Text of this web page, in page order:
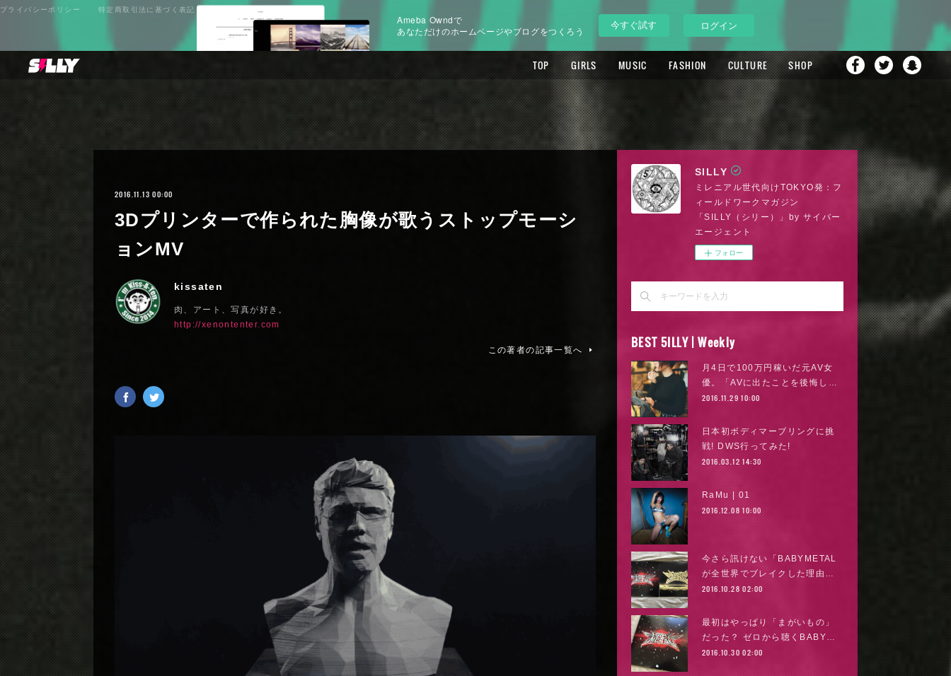
Ameba Owndで
あなただけのホームページやブログをつくろう
今すぐ試す ログイン
TOP GIRLS MUSIC FASHION CULTURE SHOP
2016.11.13 00:00
3Dプリンターで作られた胸像が歌うストップモーシ
ョンMV
kissaten
肉、アート、写真が好き。
http://xenontenter.com
この著者の記事一覧へ
SILLY
ミレニアル世代向けTOKYO発：フ
ィールドワークマガジン
「SILLY（シリー）」by サイバー
エージェント
フォロー
BEST 5ILLY | Weekly
月4日で100万円稼いだ元AV女
優。「AVに出たことを後悔し…
2016.11.29 10:00
日本初ボディマーブリングに挑
戦! DWS行ってみた!
2016.03.12 14:30
RaMu | 01
2016.12.08 10:00
今さら訊けない「BABYMETAL
が全世界でブレイクした理由…
2016.10.28 02:00
最初はやっぱり「まがいもの」
だった？ ゼロから聴くBABY…
2016.10.30 02:00
プライバシーポリシー 特定商取引法に基づく表記